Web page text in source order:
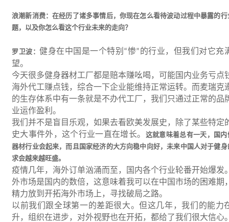
浪潮新消费：在经历了诸多事情后，你现在怎么看待波动过程中暴露的行
题，以及你怎么看这个行业未来的走向？
罗卫波： 健身在中国是一个特别 “惨”的行业，但我们对它充
望。
今天很多健身器材工厂都是赔本赚吆喝，可能国内业务亏点
海外代工赚点钱，综合一下企业能维持正常运转。而麦瑞克
的生存体系中有一条就是不办代工厂，我们只通过正常的品
业运作盈利。
我们并不是盲目乐观，如果去看欧美发展史，除了某些特定
史大事件外，这个行业一直在增长。 这就意味着总有一天，国内
器材行业会起来，而且国家经济的大方向稳中向好，未来中国人对于健身
求会越来越旺盛。
疫情几年，海外订单汹涌而至，国内各个行业轮番开始爆发
外市场是国内的数倍，这意味着我可以在中国市场的困难期
精力放到开拓海外市场上，寻找破局之路。
以前我们跟全球第一的差距很大。但这几年，我们的能力
升，组织在进步，对外视野也在开拓，都给了我们很大信心